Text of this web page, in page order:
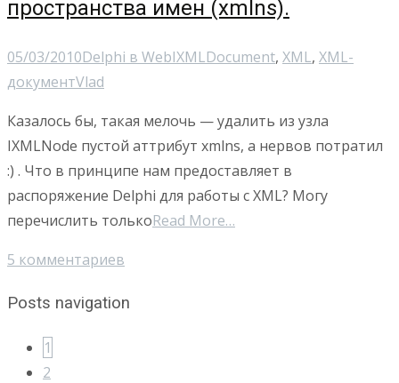
пространства имен (xmlns).
05/03/2010Delphi в WebIXMLDocument, XML, XML-
документVlad
Казалось бы, такая мелочь — удалить из узла
IXMLNode пустой аттрибут xmlns, а нервов потратил
:) . Что в принципе нам предоставляет в
распоряжение Delphi для работы с XML? Могу
перечислить толькоRead More…
5 комментариев
Posts navigation
1
2